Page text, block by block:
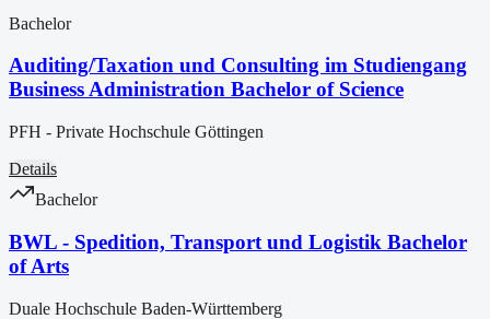
Bachelor
Auditing/Taxation und Consulting im Studiengang
Business Administration Bachelor of Science
PFH - Private Hochschule Göttingen
Details
Bachelor
BWL - Spedition, Transport und Logistik Bachelor
of Arts
Duale Hochschule Baden-Württemberg